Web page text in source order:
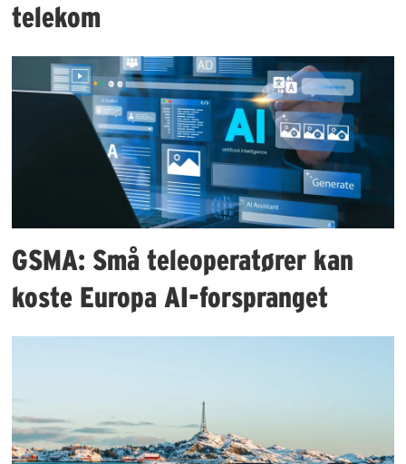
telekom
GSMA: Små teleoperatører kan
koste Europa AI-forspranget